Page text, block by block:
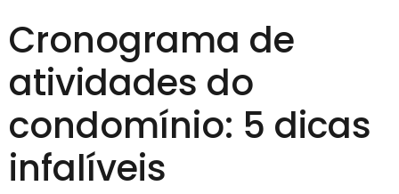
Cronograma de
atividades do
condomínio: 5 dicas
infalíveis